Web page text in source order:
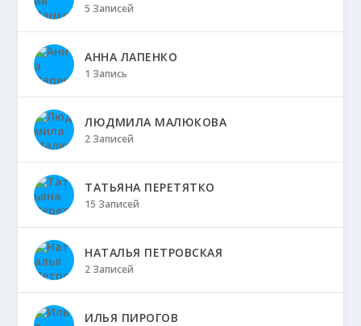
5 Записей
АННА ЛАПЕНКО
1 Запись
ЛЮДМИЛА МАЛЮКОВА
2 Записей
ТАТЬЯНА ПЕРЕТЯТКО
15 Записей
НАТАЛЬЯ ПЕТРОВСКАЯ
2 Записей
ИЛЬЯ ПИРОГОВ